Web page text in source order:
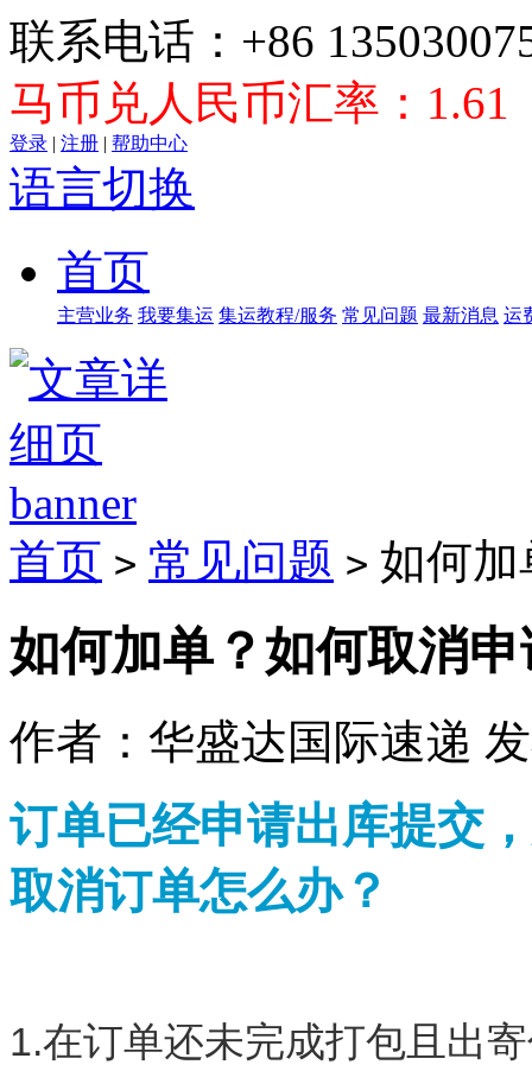
联系电话：+86
马币兑人民币汇率：1.61
登录 | 注册 | 帮助中心
语言切换
首页
主营业务 我要集运 集运教程/服务 常见问题 最新消息 运
首页 > 常见问题 > 如何
如何加单？如何取消
作者：华盛达国际速递
订单已经申请出库提交
取消订单怎么办？
1.在订单还未完成打包且出